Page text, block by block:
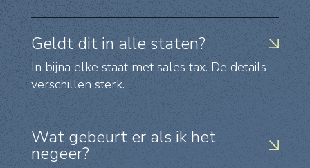
Geldt dit in alle staten?
In bijna elke staat met sales tax. De details
verschillen sterk.
Wat gebeurt er als ik het
negeer?